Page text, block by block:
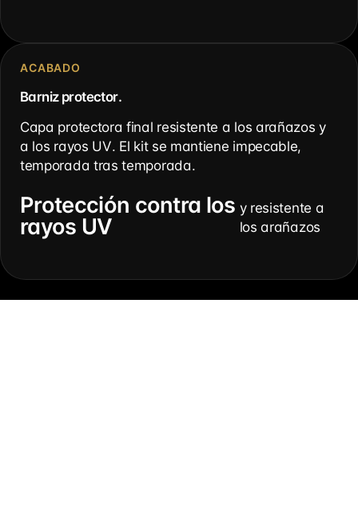
ACABADO
Barniz protector.
Capa protectora final resistente a los arañazos y
a los rayos UV. El kit se mantiene impecable,
temporada tras temporada.
Protección contra los
rayos UV
y resistente a
los arañazos